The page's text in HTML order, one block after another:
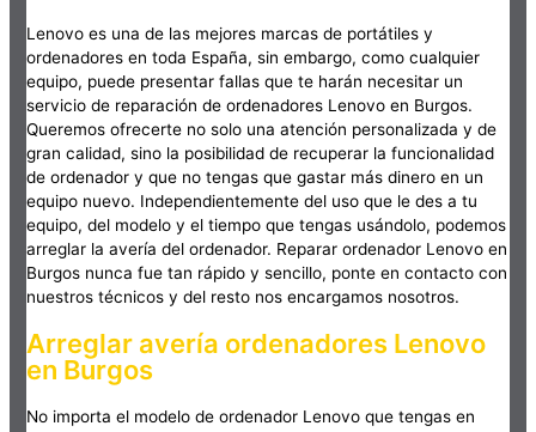
Lenovo es una de las mejores marcas de portátiles y
ordenadores en toda España, sin embargo, como cualquier
equipo, puede presentar fallas que te harán necesitar un
servicio de reparación de ordenadores Lenovo en Burgos.
Queremos ofrecerte no solo una atención personalizada y de
gran calidad, sino la posibilidad de recuperar la funcionalidad
de ordenador y que no tengas que gastar más dinero en un
equipo nuevo. Independientemente del uso que le des a tu
equipo, del modelo y el tiempo que tengas usándolo, podemos
arreglar la avería del ordenador. Reparar ordenador Lenovo en
Burgos nunca fue tan rápido y sencillo, ponte en contacto con
nuestros técnicos y del resto nos encargamos nosotros.
Arreglar avería ordenadores Lenovo
en Burgos
No importa el modelo de ordenador Lenovo que tengas en